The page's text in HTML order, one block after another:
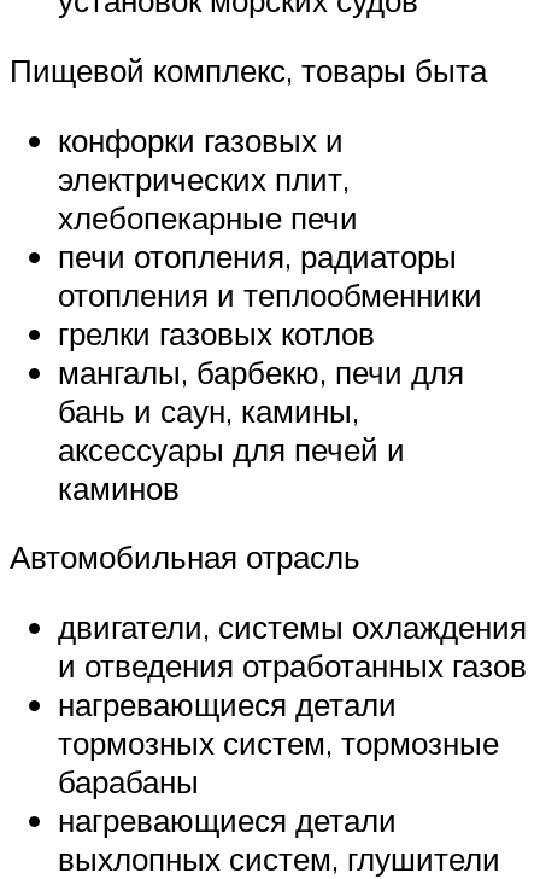
Пищевой комплекс, товары быта
конфорки газовых и
электрических плит,
хлебопекарные печи
печи отопления, радиаторы
отопления и теплообменники
грелки газовых котлов
мангалы, барбекю, печи для
бань и саун, камины,
аксессуары для печей и
каминов
Автомобильная отрасль
двигатели, системы охлаждения
и отведения отработанных газов
нагревающиеся детали
тормозных систем, тормозные
барабаны
нагревающиеся детали
выхлопных систем, глушители